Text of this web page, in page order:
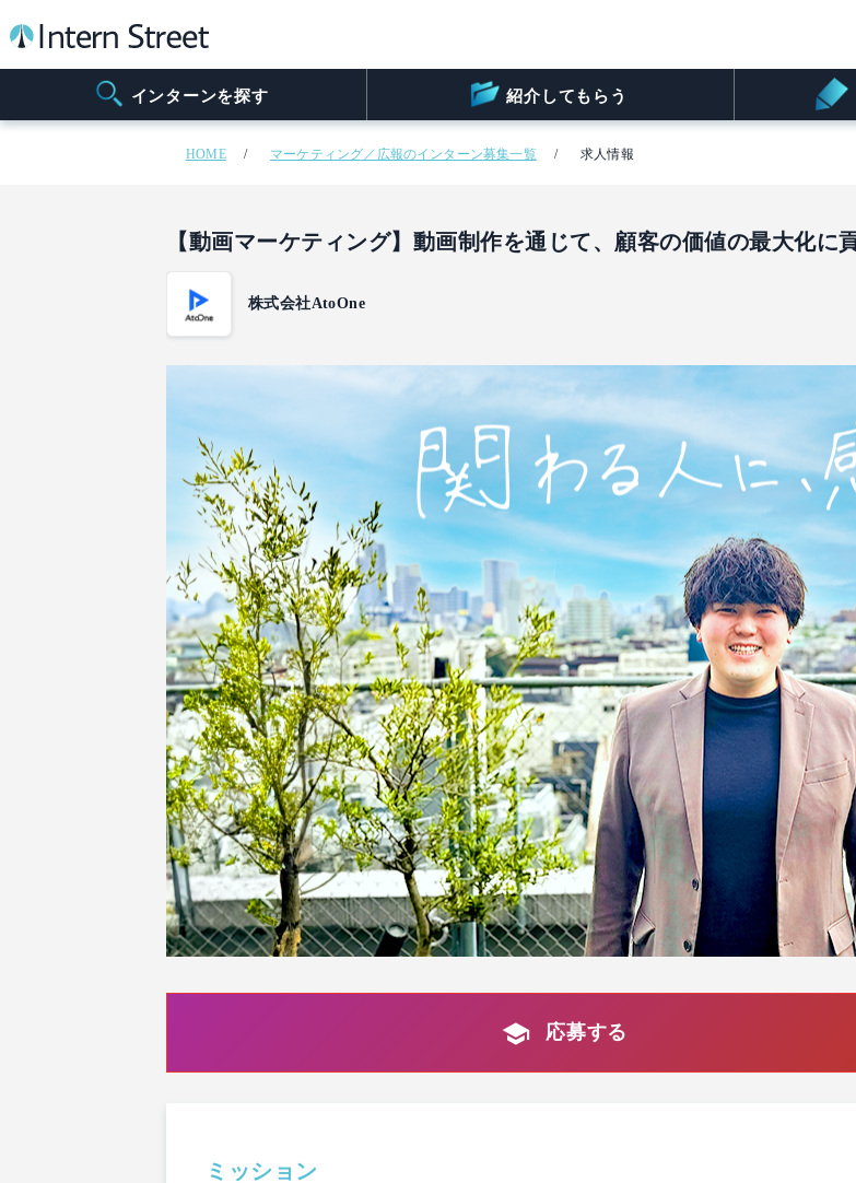
インターンを探す 紹介してもらう
HOME マーケティング／広報のインターン募集一覧 求人情報
【動画マーケティング】動画制作を通じて、顧客の価値の最大化に
株式会社AtoOne
応募する
ミッション